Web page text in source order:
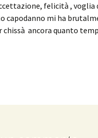
felicità , voglia
capodanno mi ha
chissà ancora quanto